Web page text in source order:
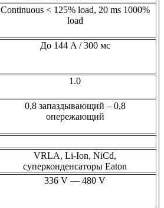
Continuous < 125% load, 20 ms 1000%
load
До 144 A / 300 мс
1.0
0,8 запаздывающий – 0,8
опережающий
VRLA, Li-Ion, NiCd,
суперконденсаторы Eaton
336 V — 480 V